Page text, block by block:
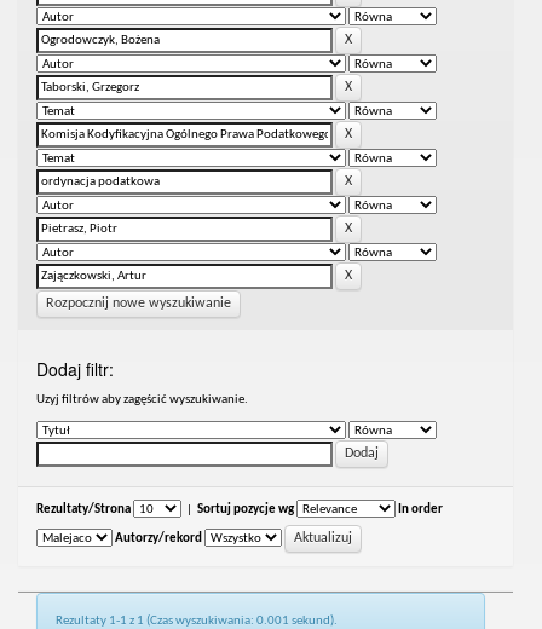
Rozpocznij nowe wyszukiwanie
Dodaj filtr:
Uzyj filtrów aby zagęścić wyszukiwanie.
Rezultaty/Strona Sortuj pozycje wg In order
Autorzy/rekord
Rezultaty 1-1 z 1 (Czas wyszukiwania: 0.001 sekund).